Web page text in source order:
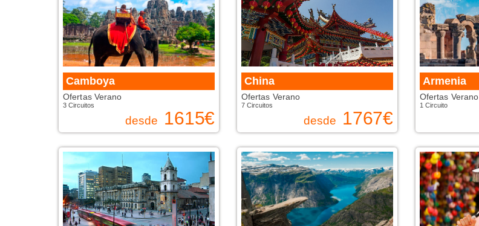
Camboya
Ofertas Verano
3 Circuitos
desde 1615€
China
Ofertas Verano
7 Circuitos
desde 1767€
Armenia
Ofertas Verano
1 Circuito